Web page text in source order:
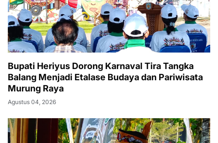
Bupati Heriyus Dorong Karnaval Tira Tangka
Balang Menjadi Etalase Budaya dan Pariwisata
Murung Raya
Agustus 04, 2026